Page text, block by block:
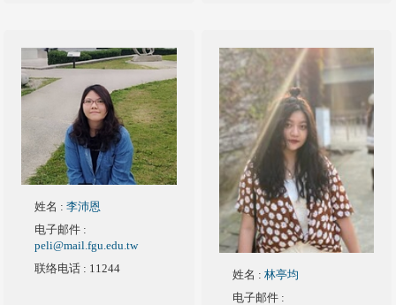
姓名 :李沛恩
电子邮件 :
peli@mail.fgu.edu.tw
联络电话 : 11244 姓名 :林亭均
电子邮件 :